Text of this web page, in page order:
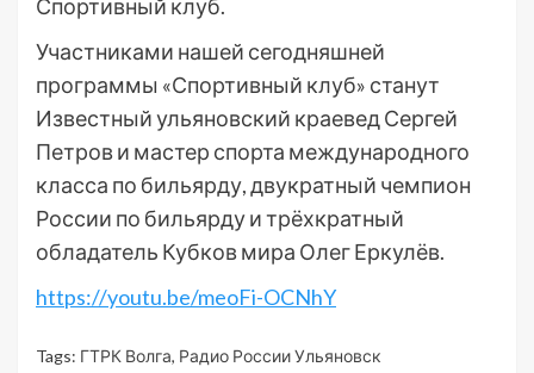
Спортивный клуб.
Участниками нашей сегодняшней
программы «Спортивный клуб» станут
Известный ульяновский краевед Сергей
Петров и мастер спорта международного
класса по бильярду, двукратный чемпион
России по бильярду и трёхкратный
обладатель Кубков мира Олег Еркулёв.
https://youtu.be/meoFi-OCNhY
Tags: ГТРК Волга, Радио России Ульяновск